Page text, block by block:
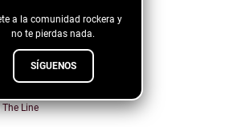
a la comunidad rockera y
no te pierdas nada.
SÍGUENOS
by NJ Gosh McCoy)
Girl But You're My Man (...
Matches
Line